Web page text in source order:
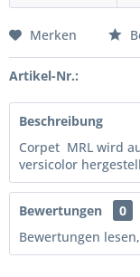
Merken
Artikel-Nr.:
Beschreibung
Corpet MRL wird
versicolor
Bewertungen
0
Bewertungen